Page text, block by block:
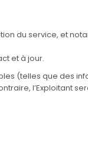
du service, et
et à jour.
(telles que des
l’Exploitant